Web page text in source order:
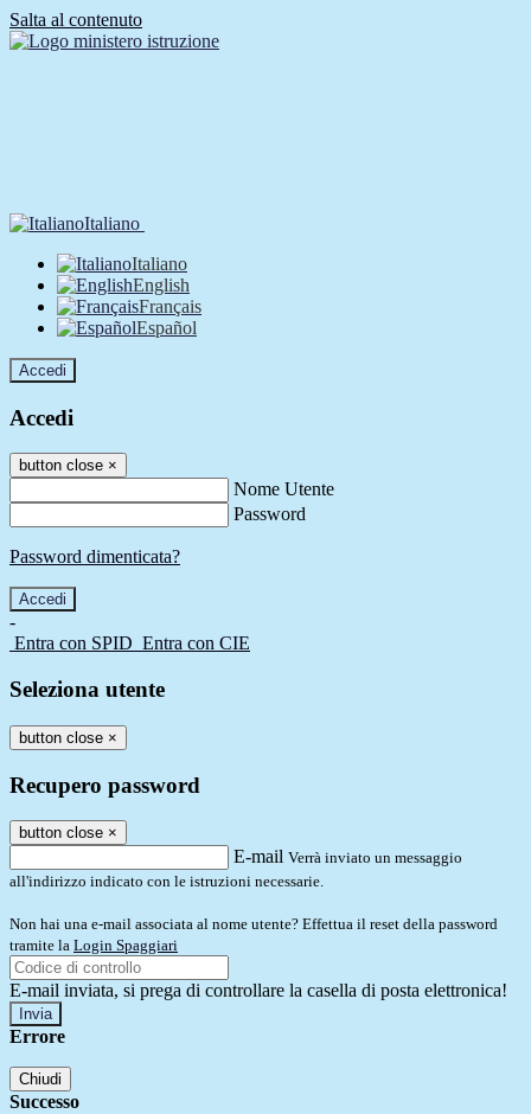
Salta al contenuto
Italiano
Italiano
English
Français
Español
Accedi
Accedi
button close ×
Nome Utente
Password
Password dimenticata?
-
Entra con SPID Entra con CIE
Seleziona utente
button close ×
Recupero password
button close ×
E-mail Verrà inviato un messaggio
all'indirizzo indicato con le istruzioni necessarie.
Non hai una e-mail associata al nome utente? Effettua il reset della password
tramite la Login Spaggiari
E-mail inviata, si prega di controllare la casella di posta elettronica!
Errore
Chiudi
Successo